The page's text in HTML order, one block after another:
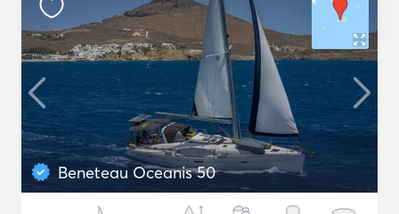
Beneteau Oceanis 50